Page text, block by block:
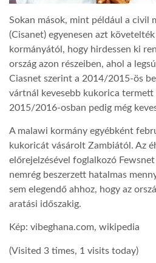
Sokan mások, mint például a civil
(Cisanet) egyenesen azt
kormányától, hogy hirdessen ki
ország azon részeiben, ahol a
Ciasnet szerint a 2014/2015-ös
vártnál kevesebb kukorica termett
2015/2016-osban pedig még
A malawi kormány egyébként
kukoricát vásárolt Zambiától. Az
előrejelzésével foglalkozó
nemrég beszerzett hatalmas
sem elegendő ahhoz, hogy az
aratási időszakig.
Kép: vibeghana.com, wikipedia
(Visited 3 times, 1 visits today)